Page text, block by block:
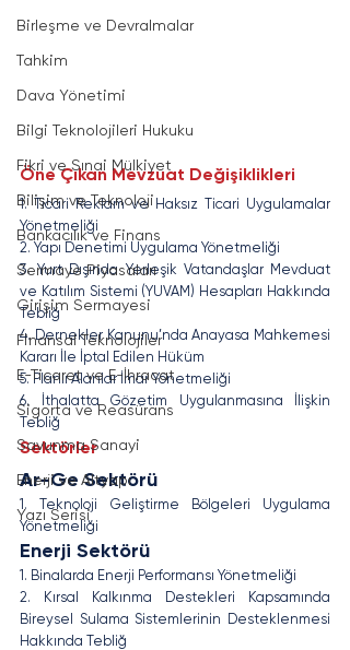
Birleşme ve Devralmalar
Tahkim
Dava Yönetimi
Bilgi Teknolojileri Hukuku
Fikri ve Sınai Mülkiyet
Bilişim ve Teknoloji
Bankacılık ve Finans
Sermaye Piyasaları
Girişim Sermayesi
Finansal Teknolojiler
E-Ticaret ve E-İhracat
Sigorta ve Reasürans
Savunma Sanayi
Enerji ve Altyapı
Yazı Serisi
Öne Çıkan Mevzuat Değişiklikleri
1. Ticari Reklam ve Haksız Ticari Uygulamalar
Yönetmeliği
2. Yapı Denetimi Uygulama Yönetmeliği
3. Yurt Dışında Yerleşik Vatandaşlar Mevduat
ve Katılım Sistemi (YUVAM) Hesapları Hakkında
Tebliğ
4. Dernekler Kanunu’nda Anayasa Mahkemesi
Kararı İle İptal Edilen Hüküm
5. Planlı Alanlar İmar Yönetmeliği
6. İthalatta Gözetim Uygulanmasına İlişkin
Tebliğ
Sektörler
Ar-Ge Sektörü
1. Teknoloji Geliştirme Bölgeleri Uygulama
Yönetmeliği
Enerji Sektörü
1. Binalarda Enerji Performansı Yönetmeliği
2. Kırsal Kalkınma Destekleri Kapsamında
Bireysel Sulama Sistemlerinin Desteklenmesi
Hakkında Tebliğ